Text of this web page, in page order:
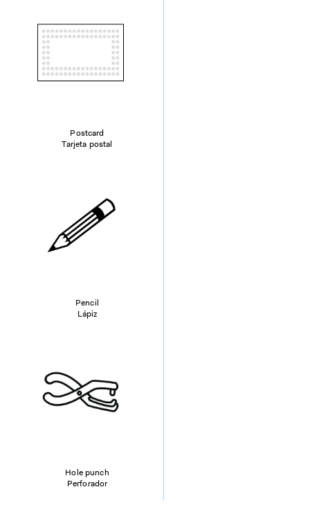
Postcard
Tarjeta postal
Pencil
Lápiz
Hole punch
Perforador